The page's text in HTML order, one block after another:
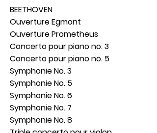
BEETHOVEN
Ouverture Egmont
Ouverture Prometheus
Concerto pour piano no. 3
Concerto pour piano no. 5
Symphonie No. 3
Symphonie No. 5
Symphonie No. 6
Symphonie No. 7
Symphonie No. 8